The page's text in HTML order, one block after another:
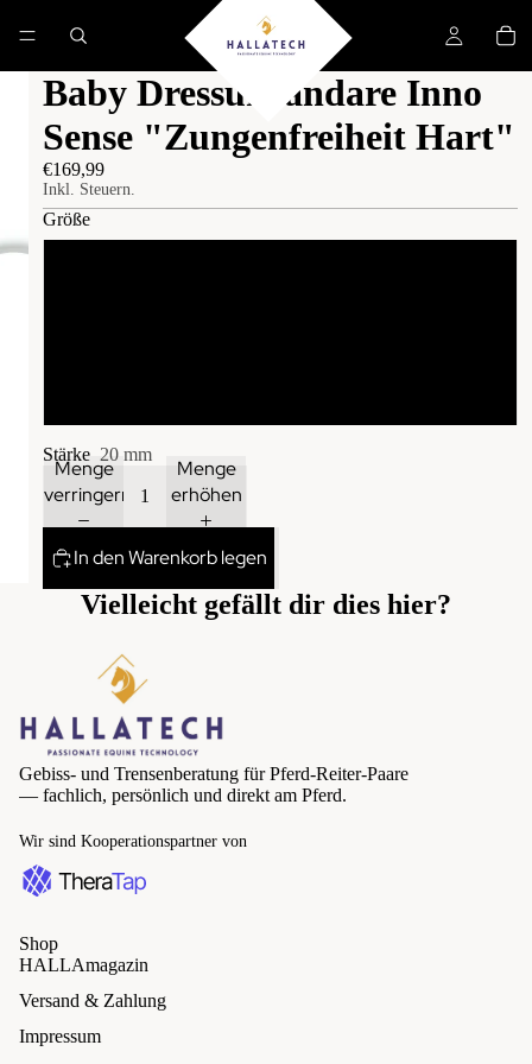
Baby Dressurkandare Inno
Sense "Zungenfreiheit Hart"
€169,99
Inkl. Steuern.
Größe
Stärke 20 mm
Menge
verringern
Menge
erhöhen
In den Warenkorb legen
Vielleicht gefällt dir dies hier?
Gebiss- und Trensenberatung für Pferd-Reiter-Paare
— fachlich, persönlich und direkt am Pferd.
Wir sind Kooperationspartner von
Shop
HALLAmagazin
Versand & Zahlung
Impressum